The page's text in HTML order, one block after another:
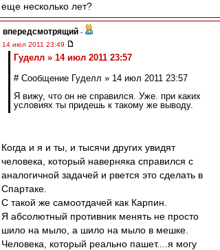
еще несколько лет?
впередсмотрящий -
14 июл 2011 23:49
Гуделл » 14 июл 2011 23:57
# Сообщение Гуделл » 14 июл 2011 23:57
Я вижу, что он не справился. Уже. при каких
условиях ты придешь к такому же выводу.
Когда и я и ты, и тысячи других увидят
человека, который наверняка справился с
аналогичной задачей и рвется это сделать в
Спартаке.
С такой же самоотдачей как Карпин.
Я абсолютный противник менять не просто
шило на мыло, а шило на мыло в мешке.
Человека, который реально пашет....я могу